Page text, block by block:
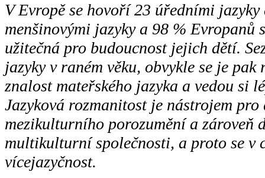
V Evropě se hovoří 23 úředními
menšinovými jazyky a 98 % Evropanů
užitečná pro budoucnost jejich dětí.
jazyky v raném věku, obvykle se je
znalost mateřského jazyka a vedou si
Jazyková rozmanitost je nástrojem pro
mezikulturního porozumění a zároveň
multikulturní společnosti, a proto se v
vícejazyčnost.